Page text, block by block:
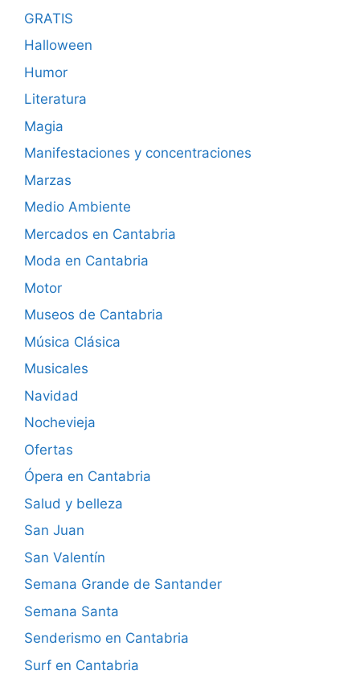
GRATIS
Halloween
Humor
Literatura
Magia
Manifestaciones y concentraciones
Marzas
Medio Ambiente
Mercados en Cantabria
Moda en Cantabria
Motor
Museos de Cantabria
Música Clásica
Musicales
Navidad
Nochevieja
Ofertas
Ópera en Cantabria
Salud y belleza
San Juan
San Valentín
Semana Grande de Santander
Semana Santa
Senderismo en Cantabria
Surf en Cantabria